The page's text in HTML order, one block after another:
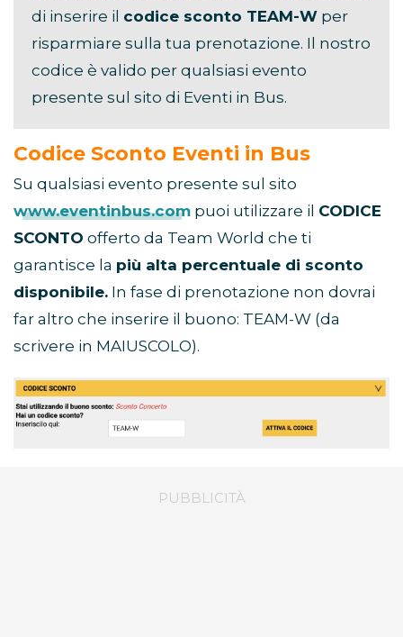
di inserire il codice sconto TEAM-W per
risparmiare sulla tua prenotazione. Il nostro
codice è valido per qualsiasi evento
presente sul sito di Eventi in Bus.
Codice Sconto Eventi in Bus
Su qualsiasi evento presente sul sito
www.eventinbus.com puoi utilizzare il CODICE
SCONTO offerto da Team World che ti
garantisce la più alta percentuale di sconto
disponibile. In fase di prenotazione non dovrai
far altro che inserire il buono: TEAM-W (da
scrivere in MAIUSCOLO).